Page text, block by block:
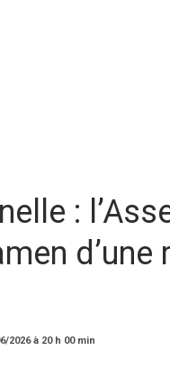
:
2026 à 20 h 00 min